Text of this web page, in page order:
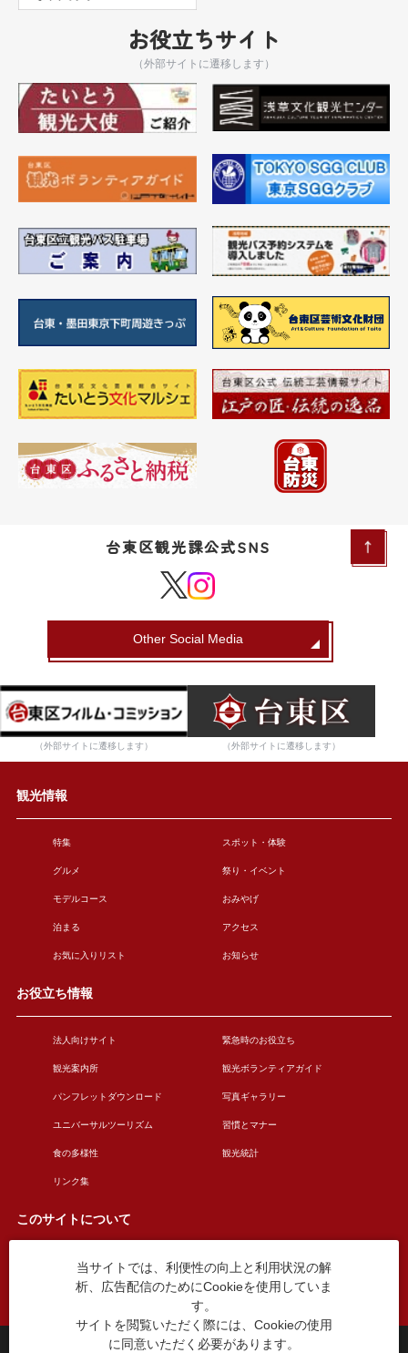
お役立ちサイト
（外部サイトに遷移します）
台東区観光課公式SNS
Other Social Media
（外部サイトに遷移します） （外部サイトに遷移します）
観光情報
特集 スポット・体験
グルメ 祭り・イベント
モデルコース おみやげ
泊まる アクセス
お気に入りリスト お知らせ
お役立ち情報
法人向けサイト 緊急時のお役立ち
観光案内所 観光ボランティアガイド
パンフレットダウンロード 写真ギャラリー
ユニバーサルツーリズム 習慣とマナー
食の多様性 観光統計
リンク集
このサイトについて
このサイトについて 広告掲載について
お問い合わせ
台東区役所観光課
当サイトでは、利便性の向上と利用状況の解
析、広告配信のためにCookieを使用していま
す。
サイトを閲覧いただく際には、Cookieの使用
に同意いただく必要があります。